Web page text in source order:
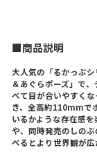
■商品説明
大人気の「るかっぷ
＆あぐらポーズ」で
べて目が合いやすく
き、全高約110mmで
いるかような存在感
や、同時発売のしの
べるとより世界観が広